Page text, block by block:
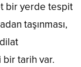
bir yerde tespit
taşınması,
bir tarih var.